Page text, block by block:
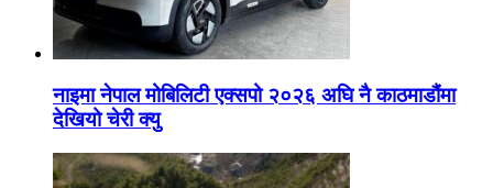
नाइमा नेपाल मोबिलिटी एक्सपो २०२६ अघि नै काठमाडौंमा
देखियो चेरी क्यु